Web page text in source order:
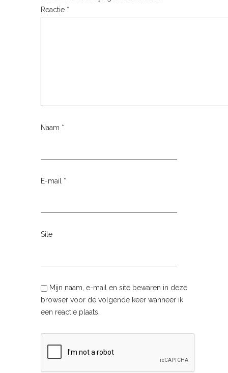
Reactie *
Naam *
E-mail *
Site
Mijn naam, e-mail en site bewaren in deze
browser voor de volgende keer wanneer ik
een reactie plaats.